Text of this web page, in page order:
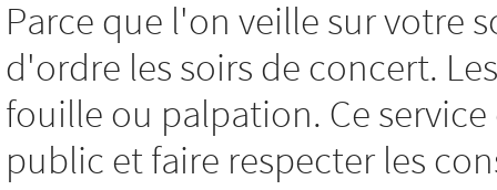
Parce que l'on veille sur votre
d'ordre les soirs de concert.
fouille ou palpation. Ce
public et faire respecter les